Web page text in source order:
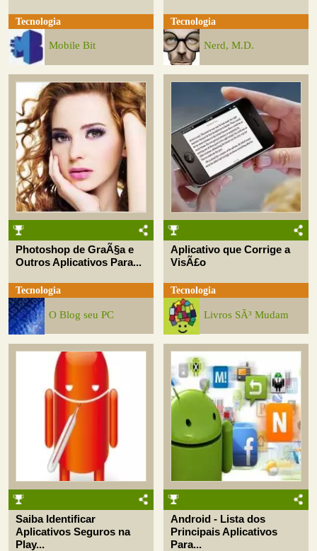
Tecnologia
Mobile Bit
Tecnologia
Nerd, M.D.
Photoshop de GraÃ§a e
Outros Aplicativos Para...
Tecnologia
O Blog seu PC
Aplicativo que Corrige a
VisÃ£o
Tecnologia
Livros SÃ³ Mudam
Saiba Identificar
Aplicativos Seguros na
Play...
Android - Lista dos
Principais Aplicativos
Para...